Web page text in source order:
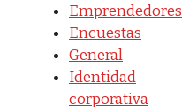
Emprendedores
Encuestas
General
Identidad
corporativa